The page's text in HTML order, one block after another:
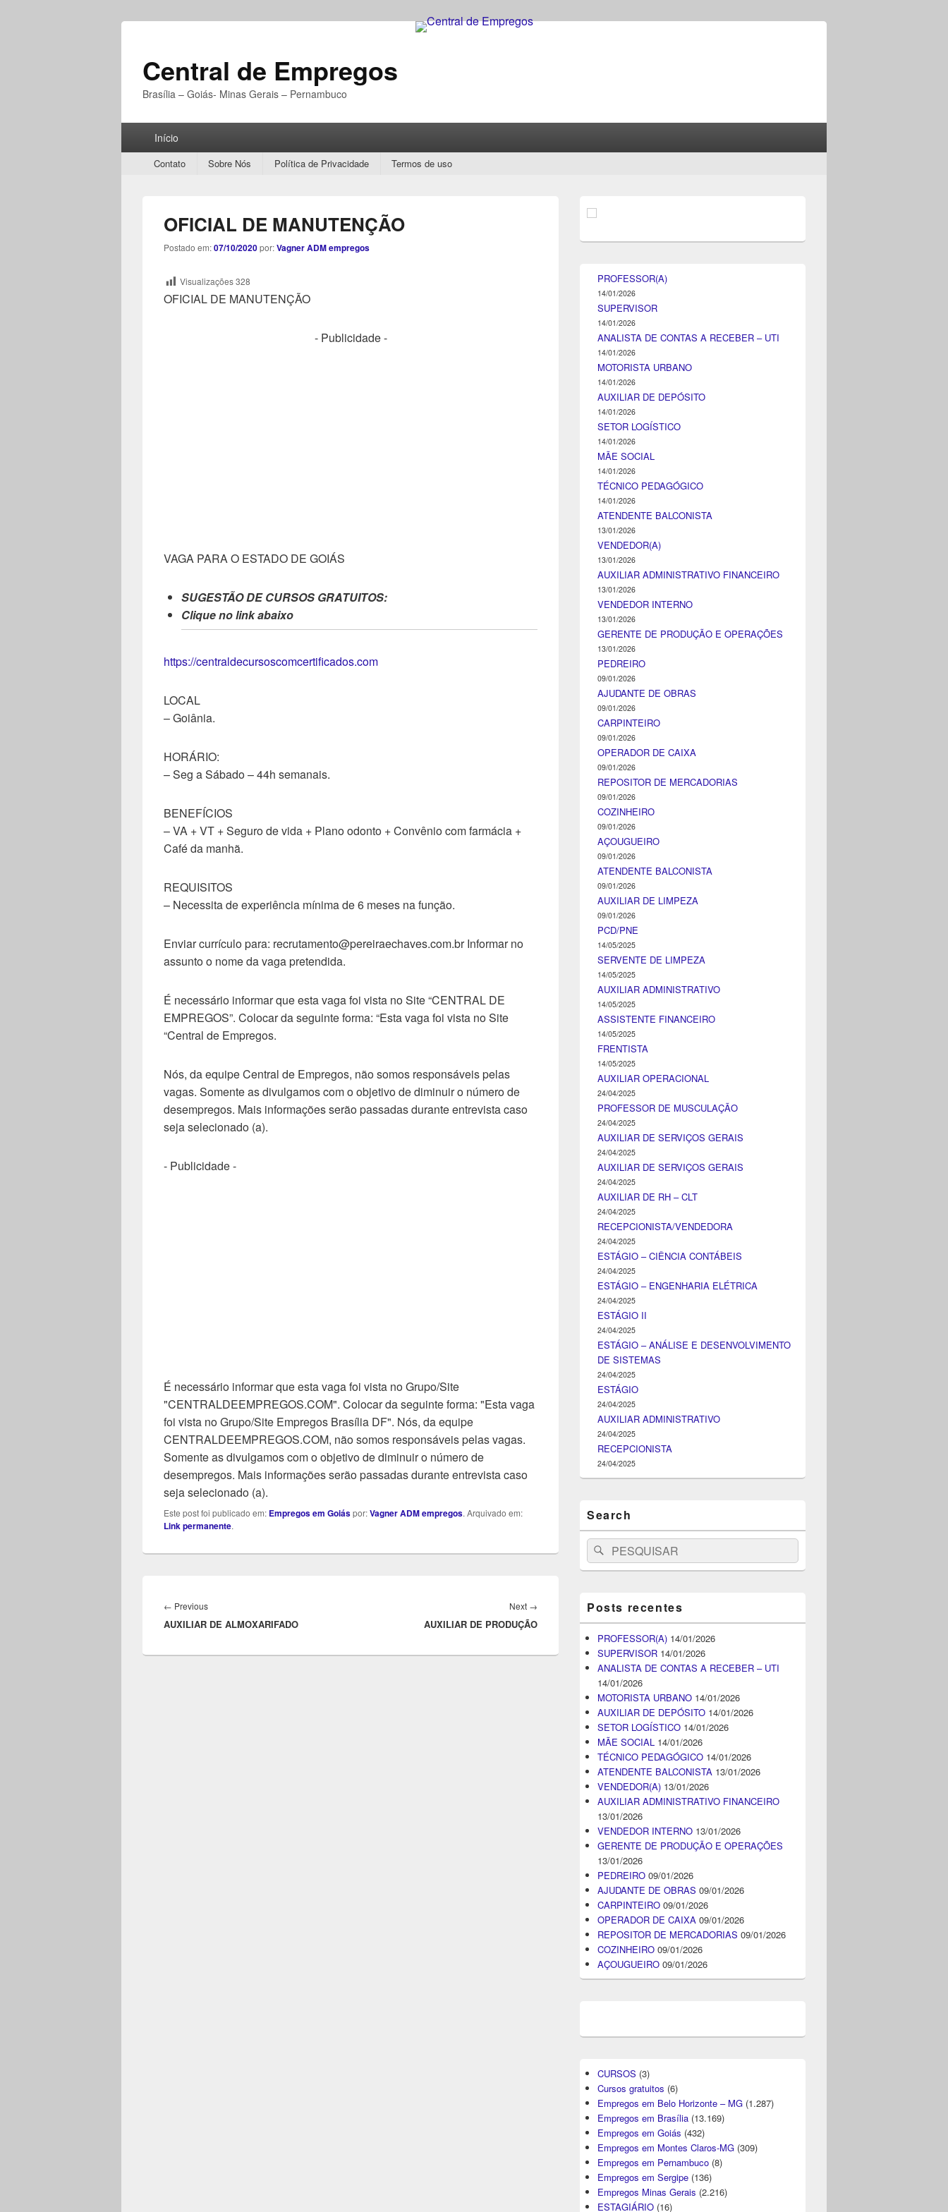
Central de Empregos
Brasília – Goiás- Minas Gerais – Pernambuco
PrincipalInício
Secondary
Contato Sobre Nós Política de Privacidade Termos de uso
OFICIAL DE MANUTENÇÃO
Postado em:07/10/2020por:Vagner ADM empregos
Visualizações328
OFICIAL DE MANUTENÇÃO
- Publicidade -
VAGA PARA O ESTADO DE GOIÁS
SUGESTÃO DE CURSOS GRATUITOS:
Clique no link abaixo
https://centraldecursoscomcertificados.com
LOCAL
– Goiânia.
HORÁRIO:
– Seg a Sábado – 44h semanais.
BENEFÍCIOS
– VA + VT + Seguro de vida + Plano odonto + Convênio com farmácia +
Café da manhã.
REQUISITOS
– Necessita de experiência mínima de 6 meses na função.
Enviar currículo para: recrutamento@pereiraechaves.com.br Informar no
assunto o nome da vaga pretendida.
É necessário informar que esta vaga foi vista no Site “CENTRAL DE
EMPREGOS”. Colocar da seguinte forma: “Esta vaga foi vista no Site
“Central de Empregos.
Nós, da equipe Central de Empregos, não somos responsáveis pelas
vagas. Somente as divulgamos com o objetivo de diminuir o número de
desempregos. Mais informações serão passadas durante entrevista caso
seja selecionado (a).
- Publicidade -
É necessário informar que esta vaga foi vista no Grupo/Site
"CENTRALDEEMPREGOS.COM". Colocar da seguinte forma: "Esta vaga
foi vista no Grupo/Site Empregos Brasília DF". Nós, da equipe
CENTRALDEEMPREGOS.COM, não somos responsáveis pelas vagas.
Somente as divulgamos com o objetivo de diminuir o número de
desempregos. Mais informações serão passadas durante entrevista caso
seja selecionado (a).
Este post foi publicado em: Empregos em Goiáspor:Vagner ADM empregos. Arquivado em:
Link permanente.
de
Post
← PreviousPrevious
post:
AUXILIAR DE ALMOXARIFADO
Next →
post:
AUXILIAR DE PRODUÇÃO
da
lateral
PROFESSOR(A)
14/01/2026
SUPERVISOR
14/01/2026
ANALISTA DE CONTAS A RECEBER – UTI
14/01/2026
MOTORISTA URBANO
14/01/2026
AUXILIAR DE DEPÓSITO
14/01/2026
SETOR LOGÍSTICO
14/01/2026
MÃE SOCIAL
14/01/2026
TÉCNICO PEDAGÓGICO
14/01/2026
ATENDENTE BALCONISTA
13/01/2026
VENDEDOR(A)
13/01/2026
AUXILIAR ADMINISTRATIVO FINANCEIRO
13/01/2026
VENDEDOR INTERNO
13/01/2026
GERENTE DE PRODUÇÃO E OPERAÇÕES
13/01/2026
PEDREIRO
09/01/2026
AJUDANTE DE OBRAS
09/01/2026
CARPINTEIRO
09/01/2026
OPERADOR DE CAIXA
09/01/2026
REPOSITOR DE MERCADORIAS
09/01/2026
COZINHEIRO
09/01/2026
AÇOUGUEIRO
09/01/2026
ATENDENTE BALCONISTA
09/01/2026
AUXILIAR DE LIMPEZA
09/01/2026
PCD/PNE
14/05/2025
SERVENTE DE LIMPEZA
14/05/2025
AUXILIAR ADMINISTRATIVO
14/05/2025
ASSISTENTE FINANCEIRO
14/05/2025
FRENTISTA
14/05/2025
AUXILIAR OPERACIONAL
24/04/2025
PROFESSOR DE MUSCULAÇÃO
24/04/2025
AUXILIAR DE SERVIÇOS GERAIS
24/04/2025
AUXILIAR DE SERVIÇOS GERAIS
24/04/2025
AUXILIAR DE RH – CLT
24/04/2025
RECEPCIONISTA/VENDEDORA
24/04/2025
ESTÁGIO – CIÊNCIA CONTÁBEIS
24/04/2025
ESTÁGIO – ENGENHARIA ELÉTRICA
24/04/2025
ESTÁGIO II
24/04/2025
ESTÁGIO – ANÁLISE E DESENVOLVIMENTO
DE SISTEMAS
24/04/2025
ESTÁGIO
24/04/2025
AUXILIAR ADMINISTRATIVO
24/04/2025
RECEPCIONISTA
24/04/2025
Search
Search
for:
Pesquisar
Posts recentes
PROFESSOR(A) 14/01/2026
SUPERVISOR 14/01/2026
ANALISTA DE CONTAS A RECEBER – UTI
14/01/2026
MOTORISTA URBANO 14/01/2026
AUXILIAR DE DEPÓSITO 14/01/2026
SETOR LOGÍSTICO 14/01/2026
MÃE SOCIAL 14/01/2026
TÉCNICO PEDAGÓGICO 14/01/2026
ATENDENTE BALCONISTA 13/01/2026
VENDEDOR(A) 13/01/2026
AUXILIAR ADMINISTRATIVO FINANCEIRO
13/01/2026
VENDEDOR INTERNO 13/01/2026
GERENTE DE PRODUÇÃO E OPERAÇÕES
13/01/2026
PEDREIRO 09/01/2026
AJUDANTE DE OBRAS 09/01/2026
CARPINTEIRO 09/01/2026
OPERADOR DE CAIXA 09/01/2026
REPOSITOR DE MERCADORIAS 09/01/2026
COZINHEIRO 09/01/2026
AÇOUGUEIRO 09/01/2026
CURSOS (3)
Cursos gratuitos (6)
Empregos em Belo Horizonte – MG (1.287)
Empregos em Brasília (13.169)
Empregos em Goiás (432)
Empregos em Montes Claros-MG (309)
Empregos em Pernambuco (8)
Empregos em Sergipe (136)
Empregos Minas Gerais (2.216)
ESTAGIÁRIO (16)